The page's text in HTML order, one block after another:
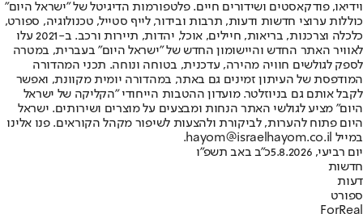
וידיאו, פודקאסטים ושידורים חיים. פלטפורמות הדיגיטל של "ישראל היום"
כוללות ערוצי חדשות ודעות, תרבות ובידור, לייף סטייל, טכנולוגיה, ספורט,
כלכלה וצרכנות, בריאות, חיילים, אוכל, יהדות, תיירות ורכב. ב-2021 עלו
לאוויר האתר החדש והיישומון החדש של "ישראל היום" בעברית, במטרה
לספק לגולשים חוויה מהירה, עדכנית, בטוחה ונוחה. תכני המהדורה
המודפסת של העיתון זמינים גם באתר, במהדורה יומית מקוונת, ואפשר
לקבל אותם גם בניוזלטר. מועדון ההטבות הייחודי "הקליקה של ישראל
היום" מציע לגולשי האתר הנחות ומבצעים על מוצרים ושירותים. ישראל
היום פתוח להערות, לביקורת ולהצעות לשיפור מקהל הקוראים. פנו אלינו
במייל hayom@israelhayom.co.il.
יום רביעי, 5.8.2026
כ"ב באב תשפ"ו
חדשות
דעות
ספורט
ForReal